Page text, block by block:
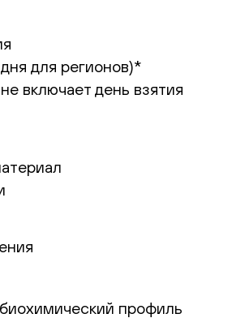
для регионов)*
включает день взятия
профиль